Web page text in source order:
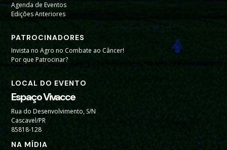
Agenda de Eventos
Edições Anteriores
PATROCINADORES
Invista no Agro no Combate ao Câncer!
Por que Patrocinar?
LOCAL DO EVENTO
Espaço Vivacce
Rua do Desenvolvimento, S/N
Cascavel/PR
85818-128
NA MÍDIA